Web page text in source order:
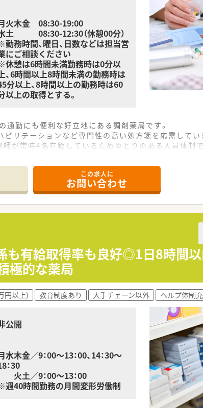
火木金 08:30-19:00
土 08:30-12:30（休憩00分）
勤務時間、曜日、日数などは担当営
にご相談ください
休憩は6時間未満勤務時は0分以
、6時間以上8時間未満の勤務時は
分以上、8時間以上の勤務時は60
以上の取得とする。
勤にも便利な好立地にある調剤薬局です。
リテーションなど専門性の高い処方箋を応需してい
が常時4名在籍しているためゆとりのある人員体制で
、薬剤師として幅広い経験を積むことができる法人
入り従業員と同じ目線で業務をサポートしています。
この求人に
お問い合わせ
も有給取得率も良好◎1日8時間以
極的な薬局
円以上) 教育制度あり 大手チェーン以外 ヘルプ体制
公開
水木金／9：00～13：00、14：30～
：30
火土／9：00～13：00
週40時間勤務の月間変形労働制